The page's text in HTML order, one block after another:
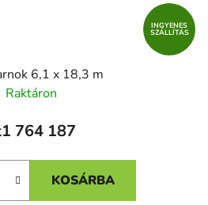
INGYENES
SZÁLLÍTÁS
6,1 x 18,3 m
Raktáron
764 187
KOSÁRBA